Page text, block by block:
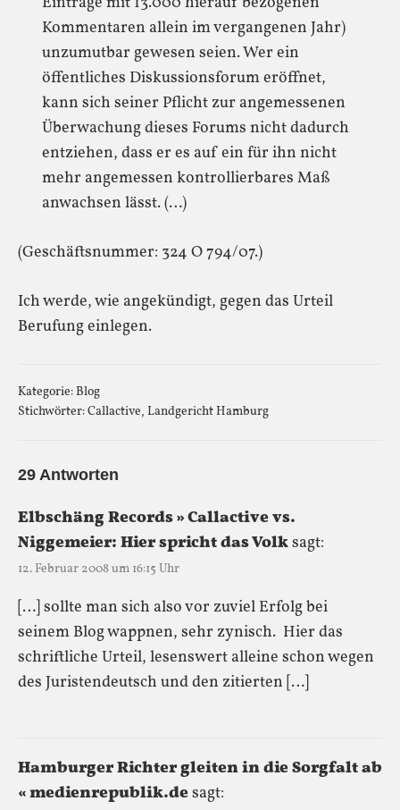
Kommentaren allein im vergangenen Jahr)
unzumutbar gewesen seien. Wer ein
öffentliches Diskussionsforum eröffnet,
kann sich seiner Pflicht zur angemessenen
Überwachung dieses Forums nicht dadurch
entziehen, dass er es auf ein für ihn nicht
mehr angemessen kontrollierbares Maß
anwachsen lässt. (…)
(Geschäftsnummer: 324 O 794/07.)
Ich werde, wie angekündigt, gegen das Urteil
Berufung einlegen.
Kategorie:Blog
Stichwörter:Callactive, Landgericht Hamburg
29 Antworten
Elbschäng Records » Callactive vs.
Niggemeier: Hier spricht das Volksagt:
12. Februar 2008 um 16:15 Uhr
[…] sollte man sich also vor zuviel Erfolg bei
seinem Blog wappnen, sehr zynisch. Hier das
schriftliche Urteil, lesenswert alleine schon wegen
des Juristendeutsch und den zitierten […]
Hamburger Richter gleiten in die Sorgfalt ab
« medienrepublik.desagt: